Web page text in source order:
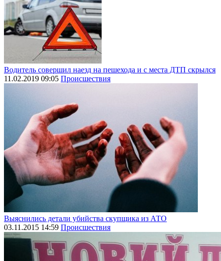
Водитель совершил наезд на пешехода и с места ДТП скрылся
11.02.2019 09:05 Происшествия
Выяснились детали убийства скупщика из АТО
03.11.2015 14:59 Происшествия